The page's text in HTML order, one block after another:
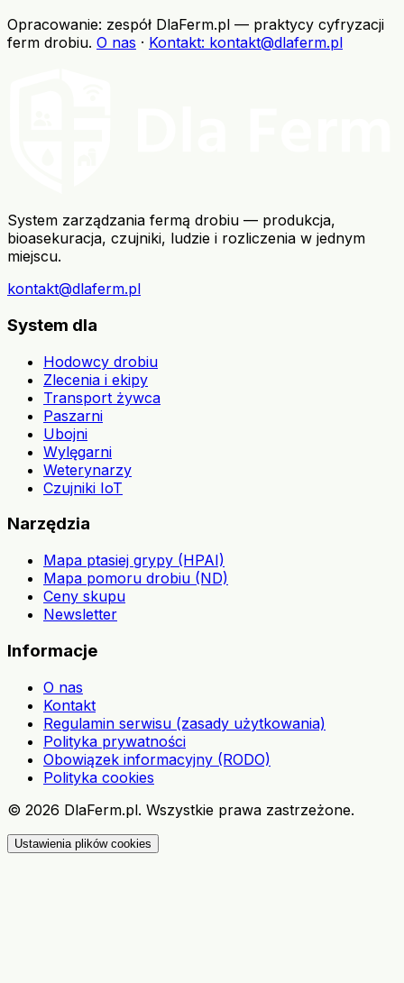
Opracowanie: zespół DlaFerm.pl — praktycy cyfryzacji
ferm drobiu. O nas · Kontakt: kontakt@dlaferm.pl
System zarządzania fermą drobiu — produkcja,
bioasekuracja, czujniki, ludzie i rozliczenia w jednym
miejscu.
kontakt@dlaferm.pl
System dla
Hodowcy drobiu
Zlecenia i ekipy
Transport żywca
Paszarni
Ubojni
Wylęgarni
Weterynarzy
Czujniki IoT
Narzędzia
Mapa ptasiej grypy (HPAI)
Mapa pomoru drobiu (ND)
Ceny skupu
Newsletter
Informacje
O nas
Kontakt
Regulamin serwisu (zasady użytkowania)
Polityka prywatności
Obowiązek informacyjny (RODO)
Polityka cookies
© 2026 DlaFerm.pl. Wszystkie prawa zastrzeżone.
Ustawienia plików cookies